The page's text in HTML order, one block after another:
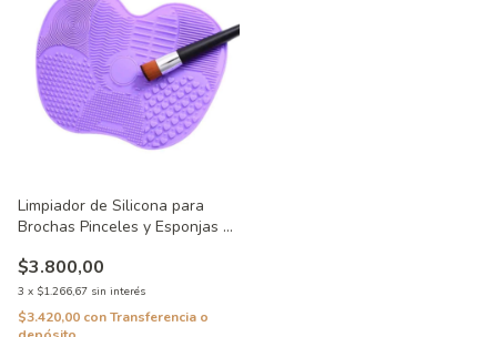
Limpiador de Silicona para
Brochas Pinceles y Esponjas 2
$3.800,00
3 x $1.266,67 sin interés
$3.420,00 conTransferencia o